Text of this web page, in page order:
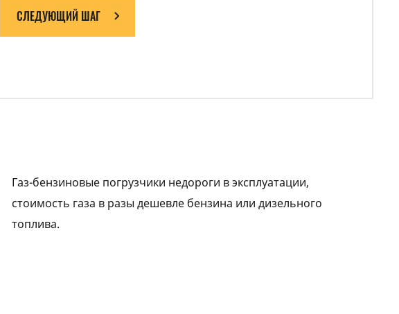
СЛЕДУЮЩИЙ ШАГ
Газ-бензиновые погрузчики недороги в эксплуатации,
стоимость газа в разы дешевле бензина или дизельного
топлива.